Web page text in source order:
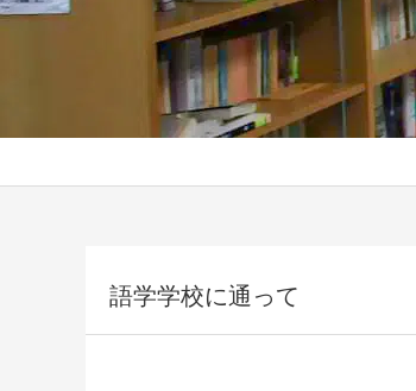
語学学校に通って